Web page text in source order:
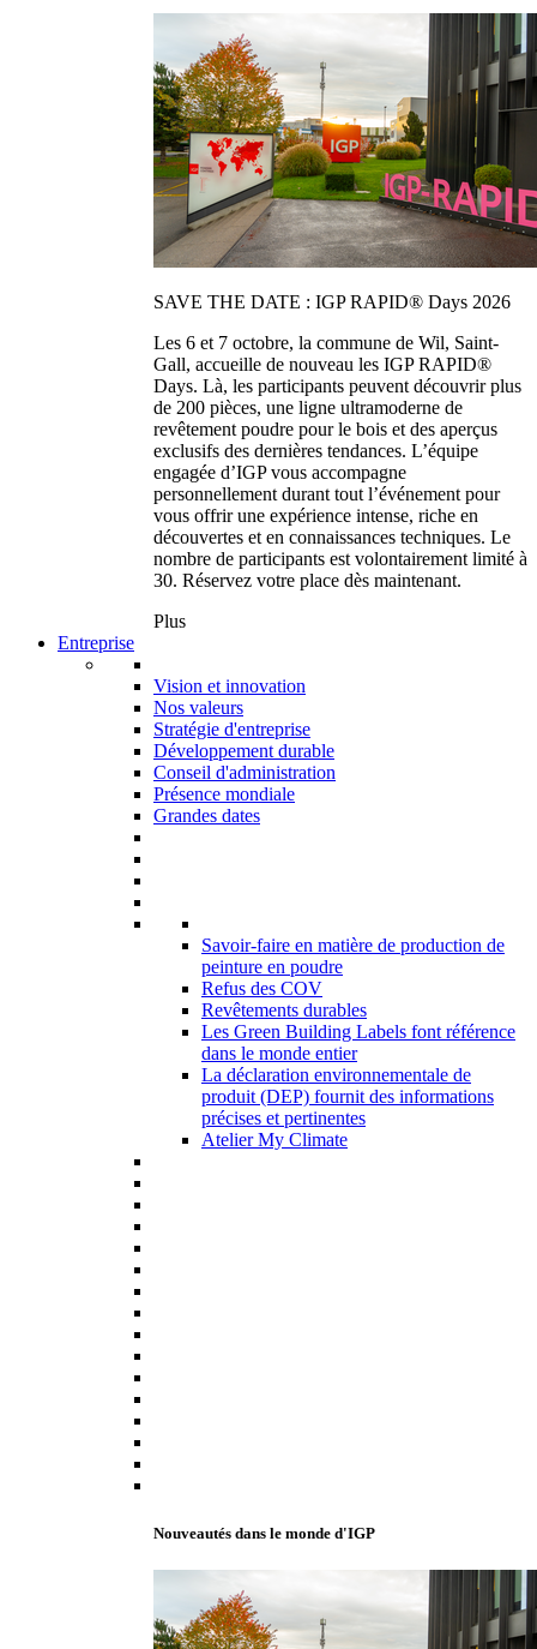
SAVE THE DATE : IGP RAPID® Days 2026
Les 6 et 7 octobre, la commune de Wil, Saint-
Gall, accueille de nouveau les IGP RAPID®
Days. Là, les participants peuvent découvrir plus
de 200 pièces, une ligne ultramoderne de
revêtement poudre pour le bois et des aperçus
exclusifs des dernières tendances. L’équipe
engagée d’IGP vous accompagne
personnellement durant tout l’événement pour
vous offrir une expérience intense, riche en
découvertes et en connaissances techniques. Le
nombre de participants est volontairement limité à
30. Réservez votre place dès maintenant.
Plus
Entreprise
Vision et innovation
Nos valeurs
Stratégie d'entreprise
Développement durable
Conseil d'administration
Présence mondiale
Grandes dates
Savoir-faire en matière de production de
peinture en poudre
Refus des COV
Revêtements durables
Les Green Building Labels font référence
dans le monde entier
La déclaration environnementale de
produit (DEP) fournit des informations
précises et pertinentes
Atelier My Climate
Nouveautés dans le monde d'IGP